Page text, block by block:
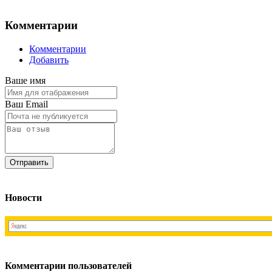
Комментарии
Комментарии
Добавить
Ваше имя
Ваш Email
Новости
Комментарии пользователей